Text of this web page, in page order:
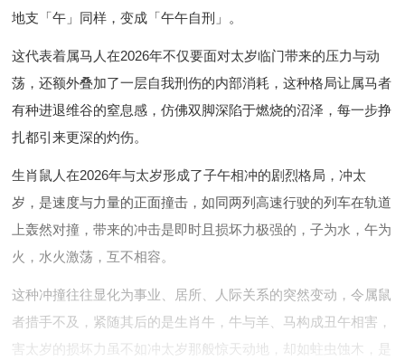
地支「午」同样，变成「午午自刑」。
这代表着属马人在2026年不仅要面对太岁临门带来的压力与动
荡，还额外叠加了一层自我刑伤的内部消耗，这种格局让属马者
有种进退维谷的窒息感，仿佛双脚深陷于燃烧的沼泽，每一步挣
扎都引来更深的灼伤。
生肖鼠人在2026年与太岁形成了子午相冲的剧烈格局，冲太
岁，是速度与力量的正面撞击，如同两列高速行驶的列车在轨道
上轰然对撞，带来的冲击是即时且损坏力极强的，子为水，午为
火，水火激荡，互不相容。
这种冲撞往往显化为事业、居所、人际关系的突然变动，令属鼠
者措手不及，紧随其后的是生肖牛，牛与羊、马构成丑午相害，
害太岁的损坏力虽不如冲太岁那般惊天动地，却如蛀虫蚀木，是